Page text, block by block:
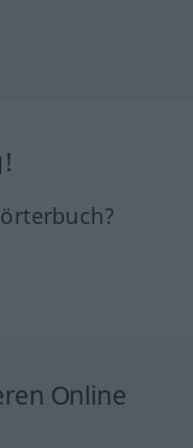
Online